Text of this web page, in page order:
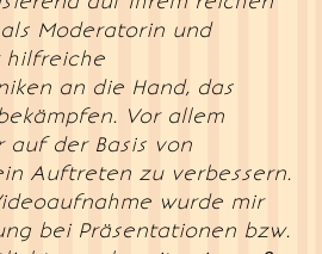
Moderatorin und
hilfreiche
an die Hand, das
Vor allem
auf der Basis von
Auftreten zu verbessern.
wurde mir
bei Präsentationen bzw.